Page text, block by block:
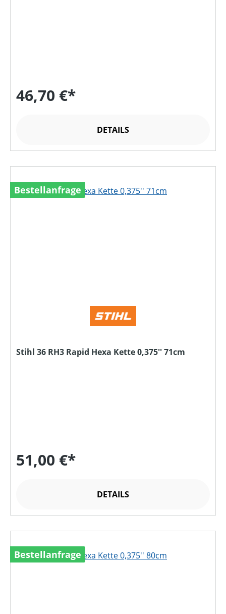
46,70 €*
DETAILS
Bestellanfrage
Stihl 36 RH3 Rapid Hexa Kette 0,375'' 71cm
51,00 €*
DETAILS
Bestellanfrage